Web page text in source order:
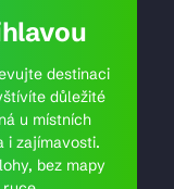
destinaci
důležité
u místních
i zajímavosti.
bez mapy